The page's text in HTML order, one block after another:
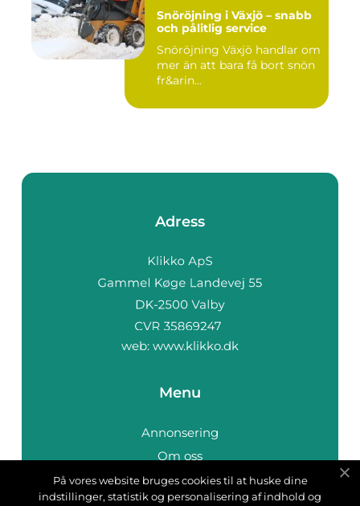
Snöröjning i Växjö – snabb
och pålitlig service
Snöröjning Växjö handlar om
mer än att bara få bort snön
fr&arin...
Adress
web: www.klikko.dk
Menu
Annonsering
Om oss
Cookies
Kontakta oss
På vores website bruges cookies til at huske dine
indstillinger, statistik og personalisering af indhold og